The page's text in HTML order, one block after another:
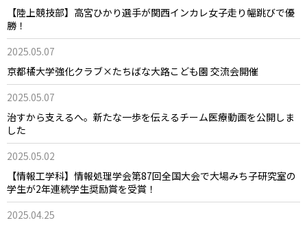
【陸上競技部】高宮ひかり選手が関西インカレ女子走り幅跳びで優
勝！
2025.05.07
京都橘大学強化クラブ×たちばな大路こども園 交流会開催
2025.05.07
治すから支えるへ。新たな一歩を伝えるチーム医療動画を公開しま
した
2025.05.02
【情報工学科】情報処理学会第87回全国大会で大場みち子研究室の
学生が2年連続学生奨励賞を受賞！
2025.04.25